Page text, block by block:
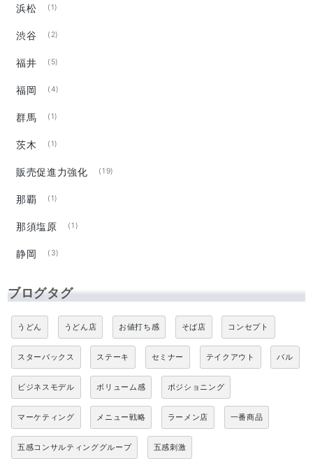
浜松 (1)
渋谷 (2)
福井 (5)
福岡 (4)
群馬 (1)
茨木 (1)
販売促進力強化 (19)
那覇 (1)
那須塩原 (1)
静岡 (3)
ブログタグ
うどん うどん店 お値打ち感 そば店 コンセプト
スターバックス ステーキ セミナー テイクアウト バル
ビジネスモデル ボリューム感 ポジショニング
マーケティング メニュー戦略 ラーメン店 一番商品
五感コンサルティンググループ 五感刺激